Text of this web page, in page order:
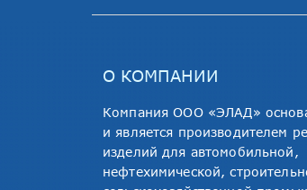
О КОМПАНИИ
Компания ООО «ЭЛАД»
и является производителем
изделий для автомобильной,
нефтехимической,